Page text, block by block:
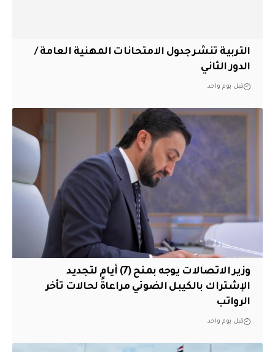
التربية تنشر جدول الامتحانات المهنية العامة /
الدور الثاني
قبل يوم واحد
وزير الاتصالات يوجه بمنح (7) أيام لتجديد
الإشتراك بالكيبل الضوئي مراعاةً لحالات تأخر
الرواتب
قبل يوم واحد